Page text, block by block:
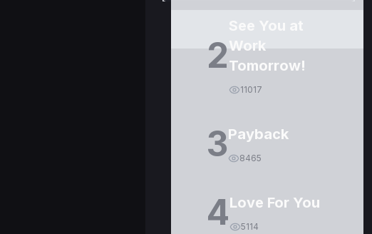
2
See You at
Work
Tomorrow!
11017
3Payback
8465
4Love For You
5114